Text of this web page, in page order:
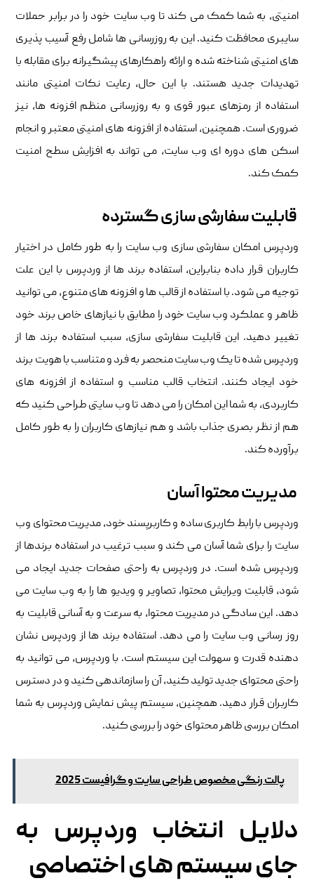
امنیتی، به شما کمک می کند تا وب سایت خود را در برابر حملات
سایبری محافظت کنید. این به روزرسانی ها شامل رفع آسیب پذیری
های امنیتی شناخته شده و ارائه راهکارهای پیشگیرانه برای مقابله با
تهدیدات جدید هستند. با این حال، رعایت نکات امنیتی مانند
استفاده از رمزهای عبور قوی و به روزرسانی منظم افزونه ها، نیز
ضروری است. همچنین، استفاده از افزونه های امنیتی معتبر و انجام
اسکن های دوره ای وب سایت، می تواند به افزایش سطح امنیت
کمک کند.
قابلیت سفارشی سازی گسترده
وردپرس امکان سفارشی سازی وب سایت را به طور کامل در اختیار
کاربران قرار داده بنابراین، استفاده برند ها از وردپرس با این علت
توجیه می شود. با استفاده از قالب ها و افزونه های متنوع، می توانید
ظاهر و عملکرد وب سایت خود را مطابق با نیازهای خاص برند خود
تغییر دهید. این قابلیت سفارشی سازی، سبب استفاده برند ها از
وردپرس شده تا یک وب سایت منحصر به فرد و متناسب با هویت برند
خود ایجاد کنند. انتخاب قالب مناسب و استفاده از افزونه های
کاربردی، به شما این امکان را می دهد تا وب سایتی طراحی کنید که
هم از نظر بصری جذاب باشد و هم نیازهای کاربران را به طور کامل
برآورده کند.
مدیریت محتوا آسان
وردپرس با رابط کاربری ساده و کاربرپسند خود، مدیریت محتوای وب
سایت را برای شما آسان می کند و سبب ترغیب در استفاده برندها از
وردپرس شده است. در وردپرس به راحتی صفحات جدید ایجاد می
شود، قابلیت ویرایش محتوا، تصاویر و ویدیو ها را به وب سایت می
دهد. این سادگی در مدیریت محتوا، به سرعت و به آسانی قابلیت به
روز رسانی وب سایت را می دهد. استفاده برند ها از وردپرس نشان
دهنده قدرت و سهولت این سیستم است. با وردپرس، می توانید به
راحتی محتوای جدید تولید کنید، آن را سازماندهی کنید و در دسترس
کاربران قرار دهید. همچنین، سیستم پیش نمایش وردپرس به شما
امکان بررسی ظاهر محتوای خود را بررسی کنید.
پالت رنگی مخصوص طراحی سایت و گرافیست 2025
دلایل انتخاب وردپرس به
جای سیستم های اختصاصی